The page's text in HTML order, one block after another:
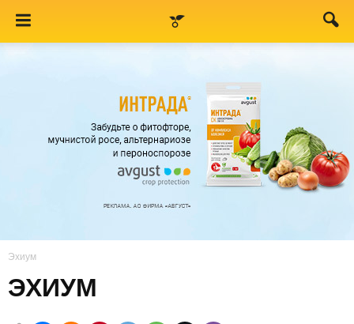
Эхиум
ЭХИУМ